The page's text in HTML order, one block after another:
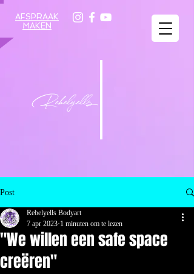
AFSPRAAK
MAKEN
Rebelyells
Post
"We willen een safe space
creëren"
Rebelyells Bodyart
7 apr 2023 1 minuten om te lezen